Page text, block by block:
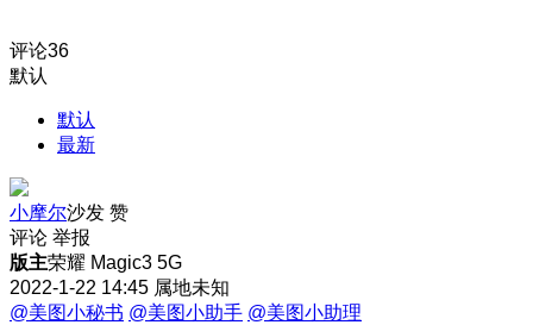
评论36
默认
默认
最新
小摩尔沙发 赞
评论 举报
版主荣耀 Magic3 5G
2022-1-22 14:45 属地未知
@美图小秘书 @美图小助手 @美图小助理